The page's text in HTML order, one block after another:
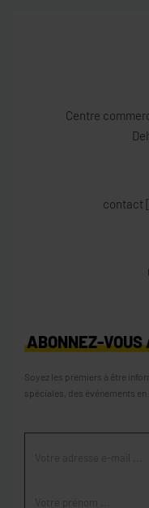
Centre
contact
ABONNEZ-
Soyez les premiers à être
spéciales, des événements